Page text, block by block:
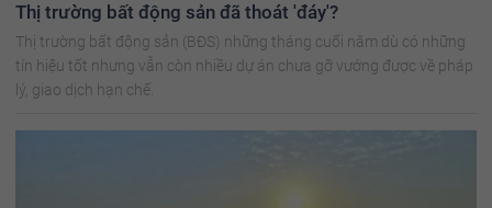
Thị trường bất động sản đã thoát 'đáy'?
Thị trường bất động sản (BĐS) những tháng cuối năm dù có những
tín hiệu tốt nhưng vẫn còn nhiều dự án chưa gỡ vướng được về pháp
lý, giao dịch hạn chế.